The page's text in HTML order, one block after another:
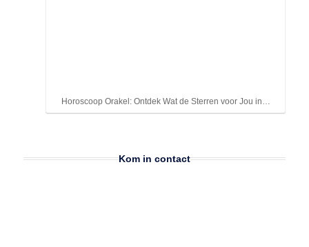
Horoscoop Orakel: Ontdek Wat de Sterren voor Jou in…
Kom in contact